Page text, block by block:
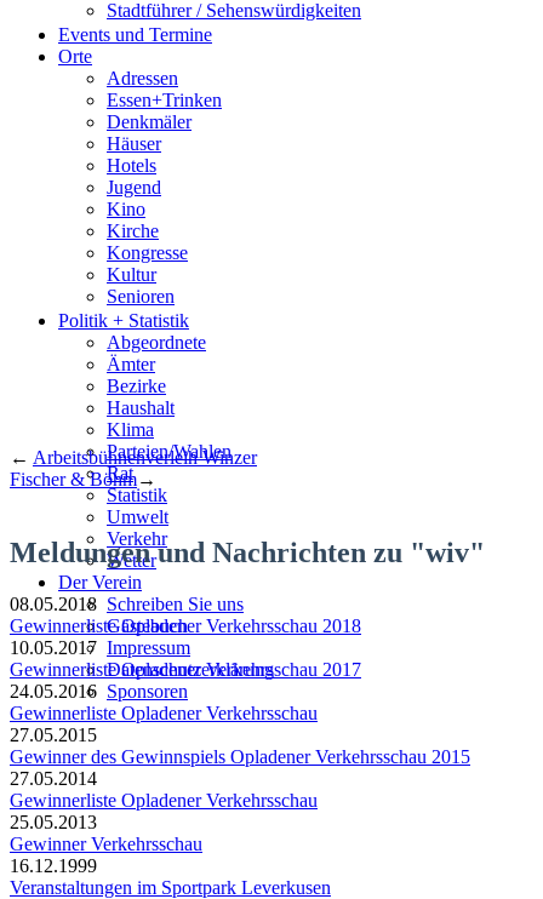
Stadtführer / Sehenswürdigkeiten
Stadtplan
Sport
Who is who
Wohnen
Events und Termine
Orte
Adressen
Essen+Trinken
Denkmäler
Häuser
Hotels
Jugend
Kino
Kirche
Kongresse
Kultur
Senioren
Stadtführer
Straßen
Politik + Statistik
Abgeordnete
Ämter
Bezirke
Haushalt
Klima
Parteien/Wahlen
Rat
Statistik
Umwelt
Verkehr
Wetter
Der Verein
Schreiben Sie uns
Gästebuch
Impressum
Datenschutzerklärung
Sponsoren
← Arbeitsbühnenverleih Winzer
Fischer & Böhm→
Meldungen und Nachrichten zu "wiv"
08.05.2018
Gewinnerliste Opladener Verkehrsschau 2018
10.05.2017
Gewinnerliste Opladener Verkehrsschau 2017
24.05.2016
Gewinnerliste Opladener Verkehrsschau
27.05.2015
Gewinner des Gewinnspiels Opladener Verkehrsschau 2015
27.05.2014
Gewinnerliste Opladener Verkehrsschau
25.05.2013
Gewinner Verkehrsschau
16.12.1999
Veranstaltungen im Sportpark Leverkusen